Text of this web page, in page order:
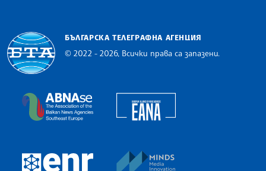
БЪЛГАРСКА ТЕЛЕГРАФНА АГЕНЦИЯ
© 2022 - 2026, Всички права са запазени.
The Assocoation of the Balkan News Agencies
European Newsroom